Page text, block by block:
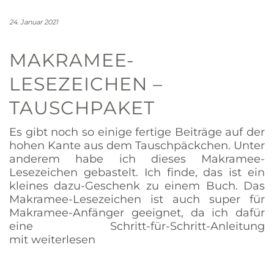
24. Januar 2021
MAKRAMEE-
LESEZEICHEN –
TAUSCHPAKET
Es gibt noch so einige fertige Beiträge auf der
hohen Kante aus dem Tauschpäckchen. Unter
anderem habe ich dieses Makramee-
Lesezeichen gebastelt. Ich finde, das ist ein
kleines dazu-Geschenk zu einem Buch. Das
Makramee-Lesezeichen ist auch super für
Makramee-Anfänger geeignet, da ich dafür
eine Schritt-für-Schritt-Anleitung
mit weiterlesen